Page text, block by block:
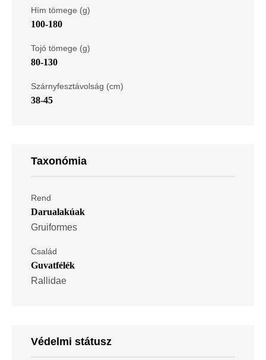
Hím tömege (g)
100-180
Tojó tömege (g)
80-130
Szárnyfesztávolság (cm)
38-45
Taxonómia
Rend
Darualakúak
Gruiformes
Család
Guvatfélék
Rallidae
Védelmi státusz